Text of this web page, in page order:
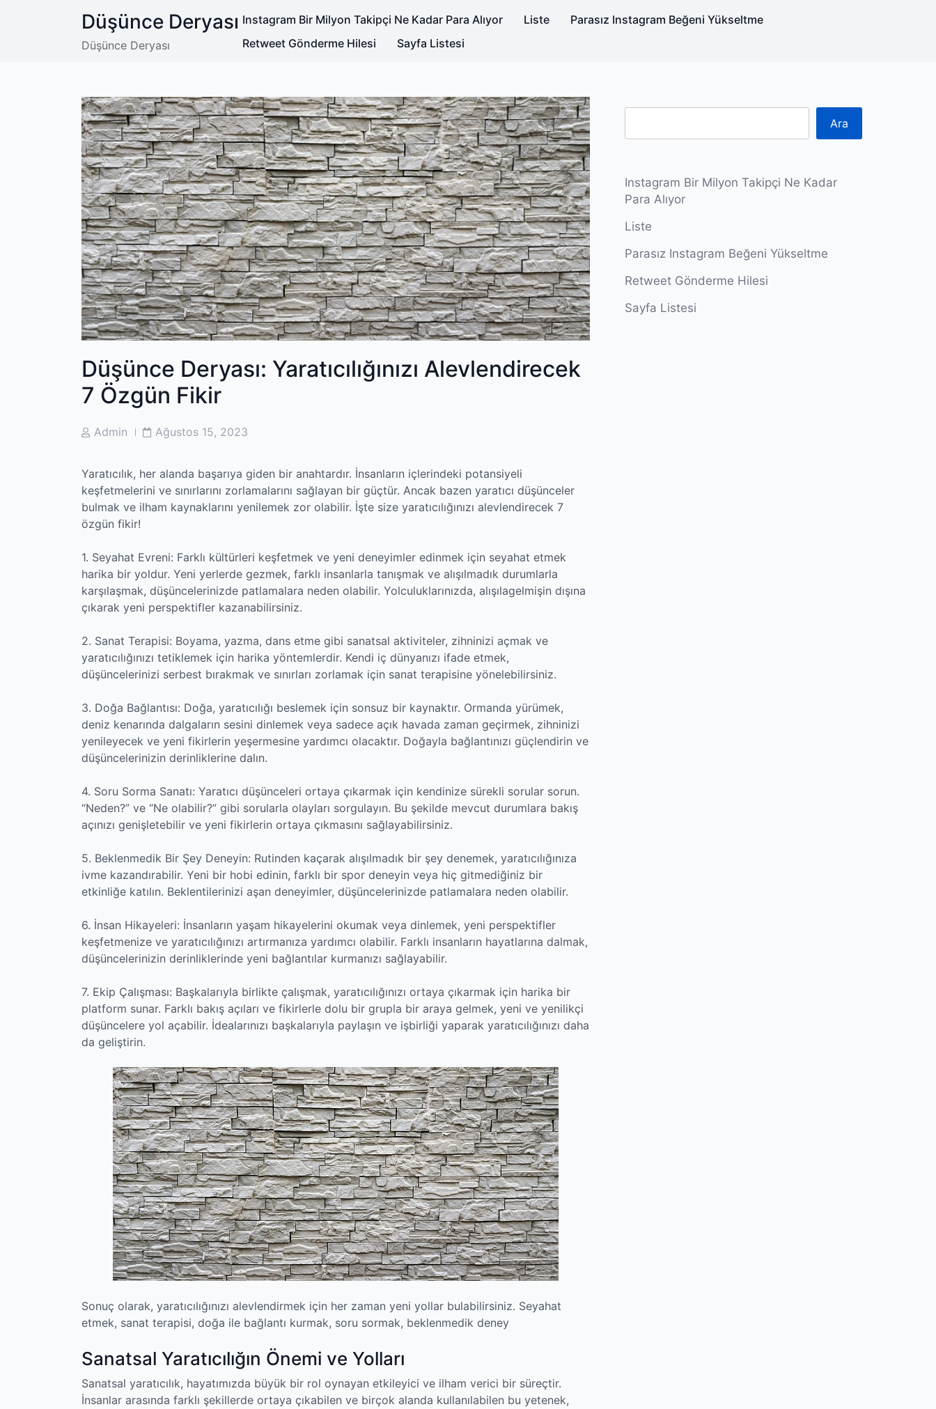
Düşünce Deryası
Düşünce Deryası
Instagram Bir Milyon Takipçi Ne Kadar Para Alıyor Liste
Parasız Instagram Beğeni Yükseltme
Retweet Gönderme Hilesi
Sayfa Listesi
Düşünce Deryası: Yaratıcılığınızı Alevlendirecek
7 Özgün Fikir
PostAdmin
PostAğustos 15, 2023
Yaratıcılık, her alanda başarıya giden bir anahtardır. İnsanların içlerindeki potansiyeli
keşfetmelerini ve sınırlarını zorlamalarını sağlayan bir güçtür. Ancak bazen yaratıcı düşünceler
bulmak ve ilham kaynaklarını yenilemek zor olabilir. İşte size yaratıcılığınızı alevlendirecek 7
özgün fikir!
1. Seyahat Evreni: Farklı kültürleri keşfetmek ve yeni deneyimler edinmek için seyahat etmek
harika bir yoldur. Yeni yerlerde gezmek, farklı insanlarla tanışmak ve alışılmadık durumlarla
karşılaşmak, düşüncelerinizde patlamalara neden olabilir. Yolculuklarınızda, alışılagelmişin dışına
çıkarak yeni perspektifler kazanabilirsiniz.
2. Sanat Terapisi: Boyama, yazma, dans etme gibi sanatsal aktiviteler, zihninizi açmak ve
yaratıcılığınızı tetiklemek için harika yöntemlerdir. Kendi iç dünyanızı ifade etmek,
düşüncelerinizi serbest bırakmak ve sınırları zorlamak için sanat terapisine yönelebilirsiniz.
3. Doğa Bağlantısı: Doğa, yaratıcılığı beslemek için sonsuz bir kaynaktır. Ormanda yürümek,
deniz kenarında dalgaların sesini dinlemek veya sadece açık havada zaman geçirmek, zihninizi
yenileyecek ve yeni fikirlerin yeşermesine yardımcı olacaktır. Doğayla bağlantınızı güçlendirin ve
düşüncelerinizin derinliklerine dalın.
4. Soru Sorma Sanatı: Yaratıcı düşünceleri ortaya çıkarmak için kendinize sürekli sorular sorun.
“Neden?” ve “Ne olabilir?” gibi sorularla olayları sorgulayın. Bu şekilde mevcut durumlara bakış
açınızı genişletebilir ve yeni fikirlerin ortaya çıkmasını sağlayabilirsiniz.
5. Beklenmedik Bir Şey Deneyin: Rutinden kaçarak alışılmadık bir şey denemek, yaratıcılığınıza
ivme kazandırabilir. Yeni bir hobi edinin, farklı bir spor deneyin veya hiç gitmediğiniz bir
etkinliğe katılın. Beklentilerinizi aşan deneyimler, düşüncelerinizde patlamalara neden olabilir.
6. İnsan Hikayeleri: İnsanların yaşam hikayelerini okumak veya dinlemek, yeni perspektifler
keşfetmenize ve yaratıcılığınızı artırmanıza yardımcı olabilir. Farklı insanların hayatlarına dalmak,
düşüncelerinizin derinliklerinde yeni bağlantılar kurmanızı sağlayabilir.
7. Ekip Çalışması: Başkalarıyla birlikte çalışmak, yaratıcılığınızı ortaya çıkarmak için harika bir
platform sunar. Farklı bakış açıları ve fikirlerle dolu bir grupla bir araya gelmek, yeni ve yenilikçi
düşüncelere yol açabilir. İdealarınızı başkalarıyla paylaşın ve işbirliği yaparak yaratıcılığınızı daha
da geliştirin.
Sonuç olarak, yaratıcılığınızı alevlendirmek için her zaman yeni yollar bulabilirsiniz. Seyahat
etmek, sanat terapisi, doğa ile bağlantı kurmak, soru sormak, beklenmedik deney
Sanatsal Yaratıcılığın Önemi ve Yolları
Sanatsal yaratıcılık, hayatımızda büyük bir rol oynayan etkileyici ve ilham verici bir süreçtir.
İnsanlar arasında farklı şekillerde ortaya çıkabilen ve birçok alanda kullanılabilen bu yetenek,
Ara
Instagram Bir Milyon Takipçi Ne Kadar
Para Alıyor
Liste
Parasız Instagram Beğeni Yükseltme
Retweet Gönderme Hilesi
Sayfa Listesi